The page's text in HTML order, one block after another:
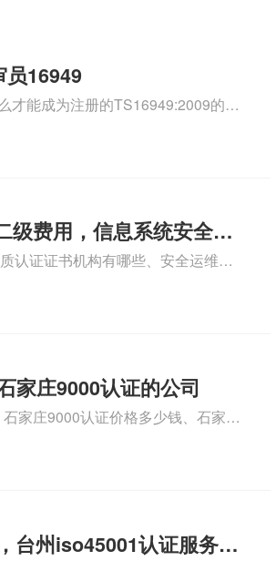
16949
才能成为注册的TS16949:2009的外
体情况、iso9000外审员、
级费用，信息系统安全运
认证证书机构有哪些、安全运维服
质哪家便宜、安全运维服务资质认
家庄9000认证的公司
家庄9000认证价格多少钱、石家庄
格贵吗、石家庄9000认证费用大概
台州iso45001认证服务怎